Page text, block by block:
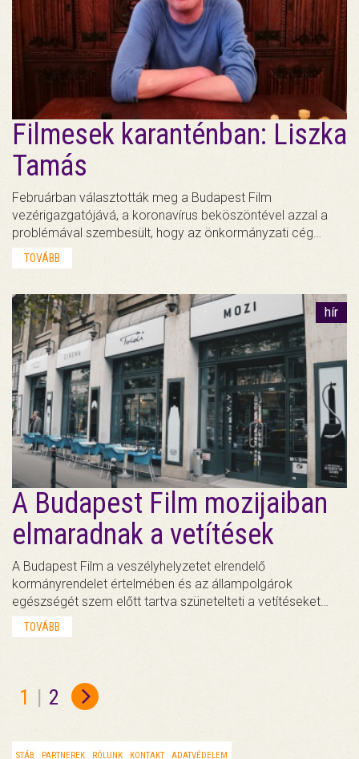
Filmesek karanténban: Liszka
Tamás
Februárban választották meg a Budapest Film
vezérigazgatójává, a koronavírus beköszöntével azzal a
problémával szembesült, hogy az önkormányzati cég…
TOVÁBB
hír
A Budapest Film mozijaiban
elmaradnak a vetítések
A Budapest Film a veszélyhelyzetet elrendelő
kormányrendelet értelmében és az állampolgárok
egészségét szem előtt tartva szünetelteti a vetítéseket…
TOVÁBB
1 | 2
STÁB PARTNEREK RÓLUNK KONTAKT ADATVÉDELEM